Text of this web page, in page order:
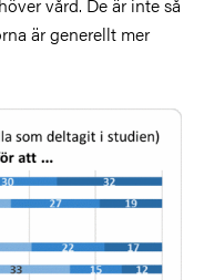
vård. De är inte så
är generellt mer